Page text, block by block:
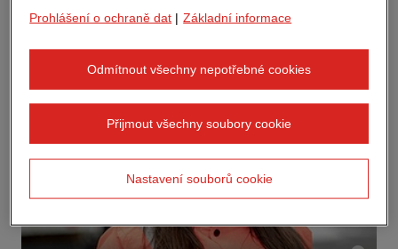
Více informací
KARRIEREBLOG
Prohlášení o ochraně dat | Základní informace
Odmítnout všechny nepotřebné cookies
Přijmout všechny soubory cookie
Nastavení souborů cookie